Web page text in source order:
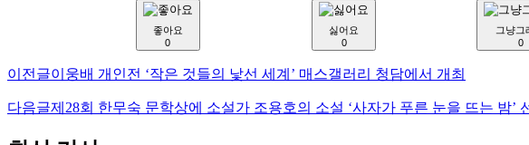
좋아요
0
싫어요
0
그냥그
0
이전글이웅배 개인전 ‘작은 것들의 낯선 세계’ 매스갤러리 청담에서 개최
다음글제28회 한무숙 문학상에 소설가 조용호의 소설 ‘사자가 푸른 눈을 뜨는 밤’